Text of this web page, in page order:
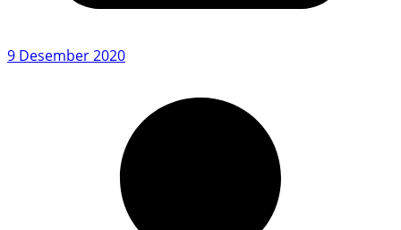
9 Desember 2020